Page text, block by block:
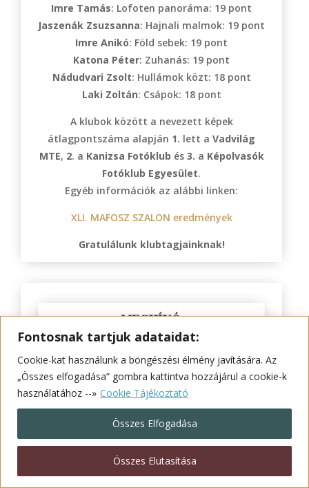
Fontosnak tartjuk adataidat:
Cookie-kat használunk a böngészési élmény javítására. Az
„Összes elfogadása” gombra kattintva hozzájárul a cookie-k
használatához --» Cookie Tájékoztató
Összes Elutasítása
Összes Elfogadása
Imre Tamás: Lofoten panoráma: 19 pont
Jaszenák Zsuzsanna: Hajnali malmok: 19 pont
Imre Anikó: Föld sebek: 19 pont
Katona Péter: Zuhanás: 19 pont
Nádudvari Zsolt: Hullámok közt: 18 pont
Laki Zoltán: Csápok: 18 pont
A klubok között a nevezett képek
átlagpontszáma alapján 1. lett aVadvilág
MTE, 2. a Kanizsa Fotóklub és 3. a Képolvasók
Fotóklub Egyesület.
Egyéb információk az alábbi linken:
XLI. MAFOSZ SZALON eredmények
Gratulálunk klubtagjainknak!